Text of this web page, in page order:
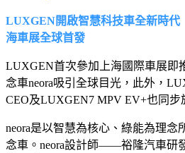
LUXGEN開啟智慧科技車全新時
海車展全球首發
LUXGEN首次參加上海國際車展即
念車neora吸引全球目光，此外，
CEO及LUXGEN7 MPV EV+也同步
neora是以智慧為核心、綠能為理念
念車。neora設計師——裕隆汽車研